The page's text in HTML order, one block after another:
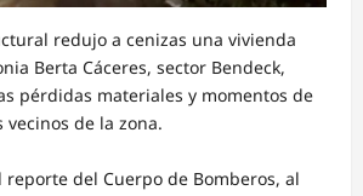
redujo a cenizas una vivienda
Berta Cáceres, sector Bendeck,
pérdidas materiales y momentos de
de la zona.
reporte del Cuerpo de Bomberos, al